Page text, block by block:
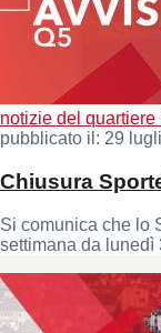
notizie del quartiere
pubblicato il: 29
Chiusura
Si comunica che lo
settimana da lunedì